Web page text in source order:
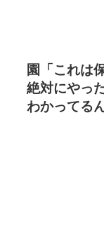
園「これは
絶対にやっ
わかってる